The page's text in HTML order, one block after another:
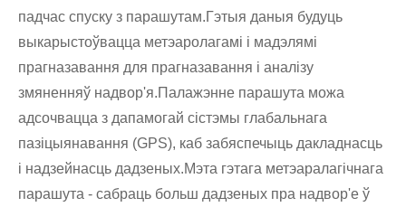
падчас спуску з парашутам.Гэтыя даныя будуць
выкарыстоўвацца метэаролагамі і мадэлямі
прагназавання для прагназавання і аналізу
змяненняў надвор'я.Палажэнне парашута можа
адсочвацца з дапамогай сістэмы глабальнага
пазіцыянавання (GPS), каб забяспечыць дакладнасць
і надзейнасць дадзеных.Мэта гэтага метэаралагічнага
парашута - сабраць больш дадзеных пра надвор'е ў